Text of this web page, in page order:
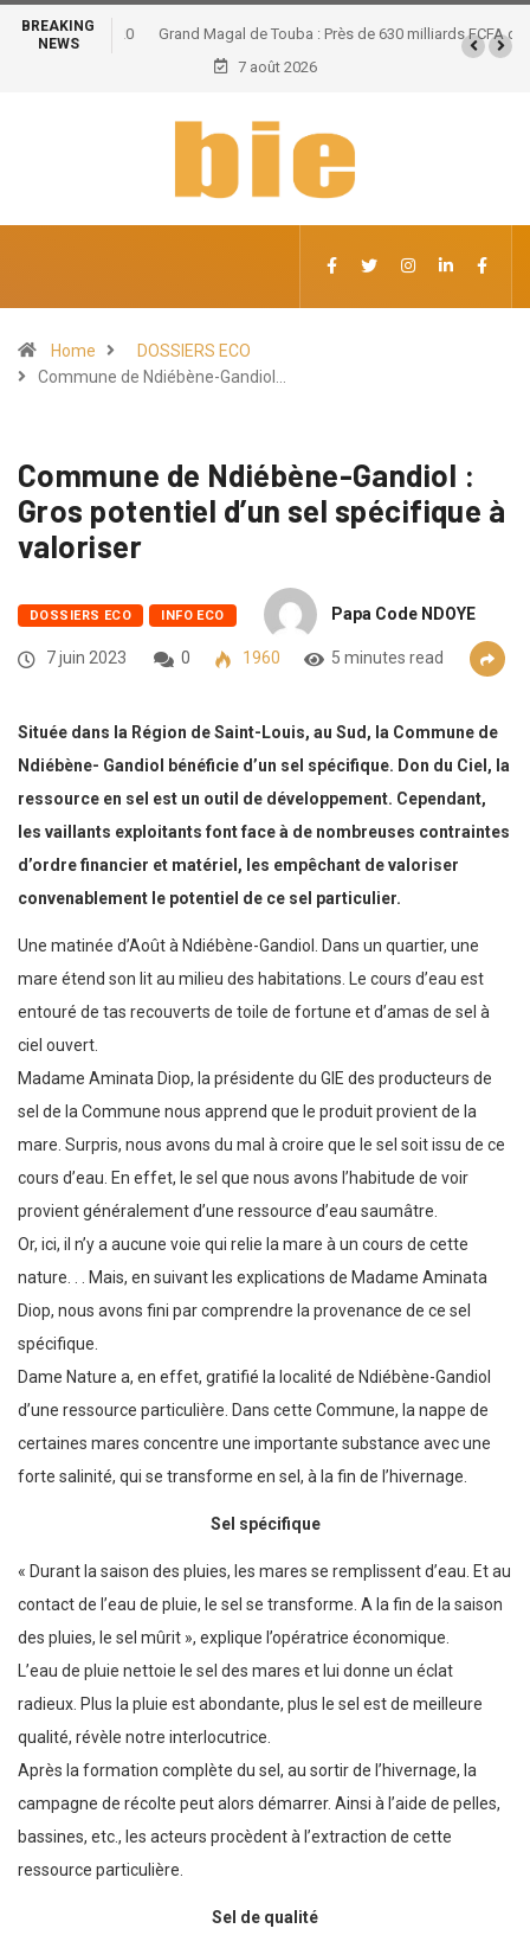
BREAKING
NEWS
Grand Magal de Touba : Près de 630 milliards FCFA de
retombées économiques et un potentiel de 100.000
7 août 2026
Home
DOSSIERS ECO
Commune de Ndiébène-Gandiol…
Commune de Ndiébène-Gandiol :
Gros potentiel d’un sel spécifique à
valoriser
DOSSIERS ECO INFO ECO Papa Code NDOYE
7 juin 2023 0 1960 5 minutes read
Située dans la Région de Saint-Louis, au Sud, la Commune de
Ndiébène- Gandiol bénéficie d’un sel spécifique. Don du Ciel, la
ressource en sel est un outil de développement. Cependant,
les vaillants exploitants font face à de nombreuses contraintes
d’ordre financier et matériel, les empêchant de valoriser
convenablement le potentiel de ce sel particulier.
Une matinée d’Août à Ndiébène-Gandiol. Dans un quartier, une
mare étend son lit au milieu des habitations. Le cours d’eau est
entouré de tas recouverts de toile de fortune et d’amas de sel à
ciel ouvert.
Madame Aminata Diop, la présidente du GIE des producteurs de
sel de la Commune nous apprend que le produit provient de la
mare. Surpris, nous avons du mal à croire que le sel soit issu de ce
cours d’eau. En effet, le sel que nous avons l’habitude de voir
provient généralement d’une ressource d’eau saumâtre.
Or, ici, il n’y a aucune voie qui relie la mare à un cours de cette
nature. . . Mais, en suivant les explications de Madame Aminata
Diop, nous avons fini par comprendre la provenance de ce sel
spécifique.
Dame Nature a, en effet, gratifié la localité de Ndiébène-Gandiol
d’une ressource particulière. Dans cette Commune, la nappe de
certaines mares concentre une importante substance avec une
forte salinité, qui se transforme en sel, à la fin de l’hivernage.
Sel spécifique
« Durant la saison des pluies, les mares se remplissent d’eau. Et au
contact de l’eau de pluie, le sel se transforme. A la fin de la saison
des pluies, le sel mûrit », explique l’opératrice économique.
L’eau de pluie nettoie le sel des mares et lui donne un éclat
radieux. Plus la pluie est abondante, plus le sel est de meilleure
qualité, révèle notre interlocutrice.
Après la formation complète du sel, au sortir de l’hivernage, la
campagne de récolte peut alors démarrer. Ainsi à l’aide de pelles,
bassines, etc., les acteurs procèdent à l’extraction de cette
ressource particulière.
Sel de qualité